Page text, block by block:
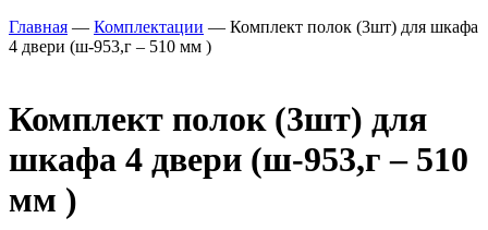
Главная — Комплектации — Комплект полок (3шт) для шкафа
4 двери (ш-953,г – 510 мм )
Комплект полок (3шт) для
шкафа 4 двери (ш-953,г – 510
мм )